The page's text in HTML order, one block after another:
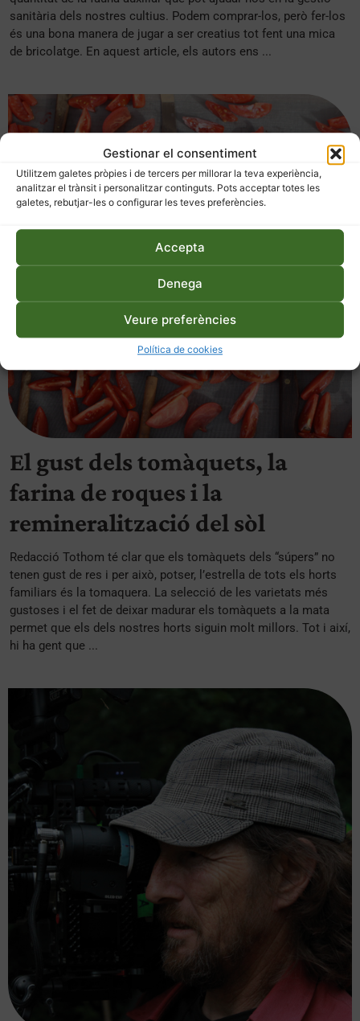
Gestionar el consentiment
Utilitzem galetes pròpies i de tercers per millorar la teva experiència,
analitzar el trànsit i personalitzar continguts. Pots acceptar totes les
galetes, rebutjar-les o configurar les teves preferències.
Accepta
Denega
Veure preferències
Política de cookies
sanitària dels nostres cultius. Podem comprar-los, però fer-los
és una bona manera de jugar a ser creatius tot fent una mica
de bricolatge. En aquest article, els autors ens ...
El gust dels tomàquets, la
farina de roques i la
remineralització del sòl
Redacció Tothom té clar que els tomàquets dels “súpers” no
tenen gust de res i per això, potser, l’estrella de tots els horts
familiars és la tomaquera. La selecció de les varietats més
gustoses i el fet de deixar madurar els tomàquets a la mata
permet que els dels nostres horts siguin molt millors. Tot i així,
hi ha gent que ...